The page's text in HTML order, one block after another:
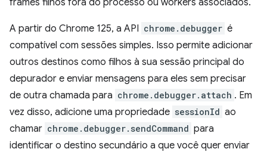
frames filhos fora do processo ou workers associados.
A partir do Chrome 125, a API chrome.debugger é
compatível com sessões simples. Isso permite adicionar
outros destinos como filhos à sua sessão principal do
depurador e enviar mensagens para eles sem precisar
de outra chamada para chrome.debugger.attach . Em
vez disso, adicione uma propriedade sessionId ao
chamar chrome.debugger.sendCommand para
identificar o destino secundário a que você quer enviar